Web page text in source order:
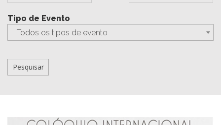
Tipo de Evento
Todos os tipos de evento